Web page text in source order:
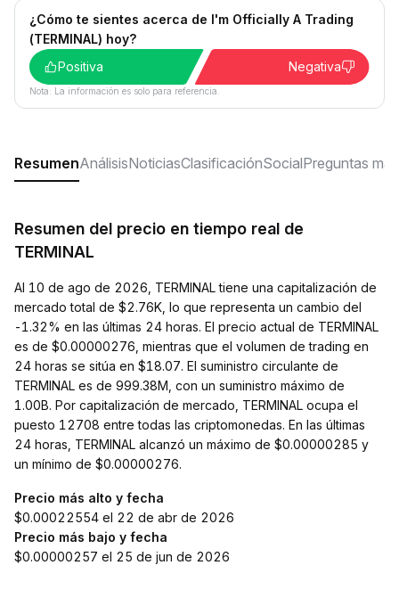
¿Cómo te sientes acerca de I'm Officially A Trading
(TERMINAL) hoy?
Positiva
Negativa
Nota: La información es solo para referencia.
ResumenAnálisisNoticiasClasificaciónSocialPreguntas
Resumen del precio en tiempo real de
TERMINAL
Al 10 de ago de 2026, TERMINAL tiene una capitalización de
mercado total de $2.76K, lo que representa un cambio del
-1.32% en las últimas 24 horas. El precio actual de TERMINAL
es de $0.00000276, mientras que el volumen de trading en
24 horas se sitúa en $18.07. El suministro circulante de
TERMINAL es de 999.38M, con un suministro máximo de
1.00B. Por capitalización de mercado, TERMINAL ocupa el
puesto 12708 entre todas las criptomonedas. En las últimas
24 horas, TERMINAL alcanzó un máximo de $0.00000285 y
un mínimo de $0.00000276.
Precio más alto y fecha
$0.00022554 el 22 de abr de 2026
Precio más bajo y fecha
$0.00000257 el 25 de jun de 2026